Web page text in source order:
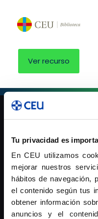
Tu privacidad es
En CEU utilizamos
mejorar nuestros
hábitos de navegación,
el contenido según tus
obtener información
anuncios y el
Ver recurso